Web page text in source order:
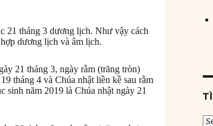
21 tháng 3 dương lịch. Như vậy cách
dương lịch và âm lịch.
21 tháng 3, ngày rằm (trăng tròn)
tháng 4 và Chúa nhật liền kề sau rằm
sinh năm 2019 là Chúa nhật ngày 21